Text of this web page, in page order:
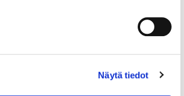
Näytä tiedot